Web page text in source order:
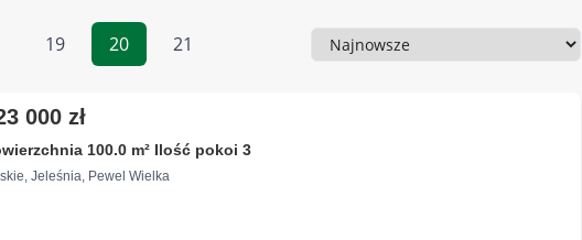
19 20 21 Sortowanie
000 zł
100.0 m² Ilość pokoi 3
Jeleśnia, Pewel Wielka